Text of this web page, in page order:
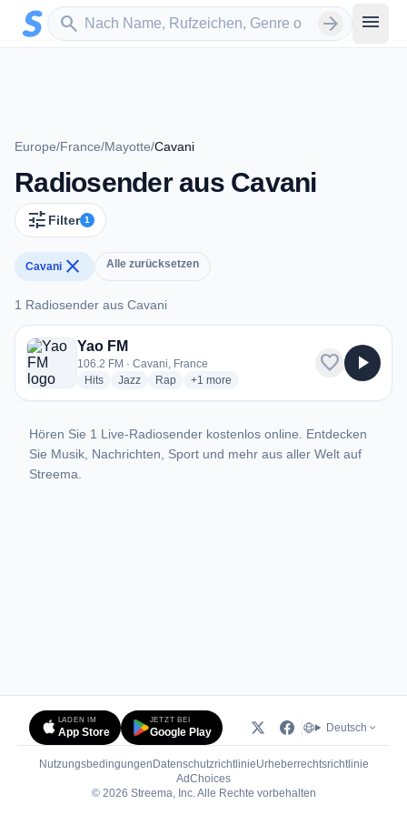
Zum Hauptinhalt springen
search
Sender suchen arrow_forward menu
Europe/France/Mayotte/Cavani
Radiosender aus Cavani
tune Filter 1
Cavani close Alle zurücksetzen
1 Radiosender aus Cavani
1 Radiosender aus Cavani
Yao FM
106.2 FM · Cavani, France
Hitsradio stations
Jazzradio stations
Rapradio stations
+1 more genres for Yao FM
more
favorite play_arrow
Hören Sie 1 Live-Radiosender kostenlos online. Entdecken
Sie Musik, Nachrichten, Sport und mehr aus aller Welt auf
Streema.
LADEN IM
App Store
JETZT BEI
Google Play Deutsch
Nutzungsbedingungen DatenschutzrichtlinieUrheberrechtsrichtlinie
AdChoices(öffnet in neuem Tab)
© 2026 Streema, Inc. Alle Rechte vorbehalten